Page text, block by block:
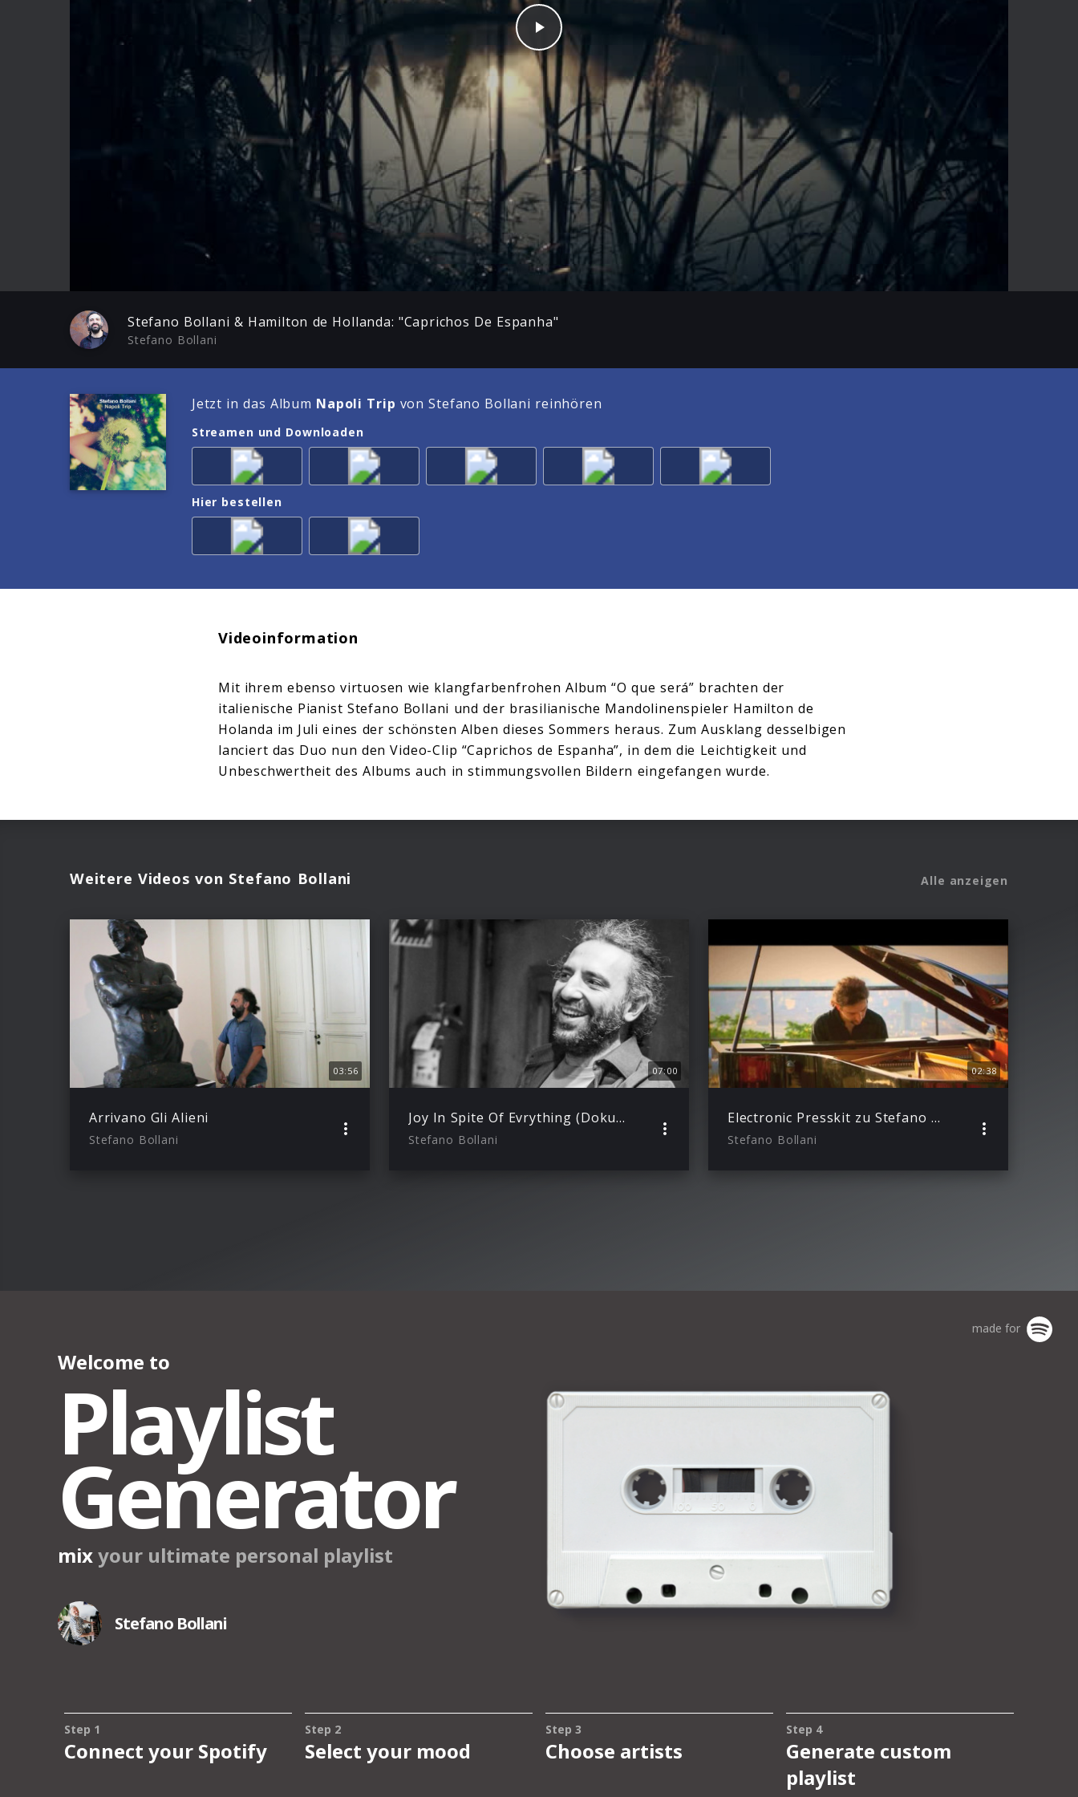
-02:11
Enter
Play
Stefano Bollani & Hamilton de Hollanda: "Caprichos De Espanha"
Stefano Bollani
Jetzt in das Album Napoli Trip von Stefano Bollani reinhören
Streamen und Downloaden
Hier bestellen
Videoinformation
Mit ihrem ebenso virtuosen wie klangfarbenfrohen Album “O que será” brachten der
italienische Pianist Stefano Bollani und der brasilianische Mandolinenspieler Hamilton de
Holanda im Juli eines der schönsten Alben dieses Sommers heraus. Zum Ausklang desselbigen
lanciert das Duo nun den Video-Clip “Caprichos de Espanha”, in dem die Leichtigkeit und
Unbeschwertheit des Albums auch in stimmungsvollen Bildern eingefangen wurde.
Weitere Videos von Stefano Bollani Alle anzeigen
03:56
Arrivano Gli Alieni
Stefano Bollani
07:00
Joy In Spite Of Evrything (Dokumentation)
Stefano Bollani
02:38
Electronic Presskit zu Stefano Bollanis Soloalbum „Piano Solo“ von 2006.
Stefano Bollani